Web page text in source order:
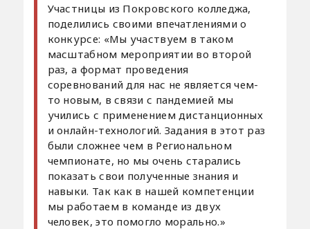
Участницы из Покровского колледжа,
поделились своими впечатлениями о
конкурсе: «Мы участвуем в таком
масштабном мероприятии во второй
раз, а формат проведения
соревнований для нас не является чем-
то новым, в связи с пандемией мы
учились с применением дистанционных
и онлайн-технологий. Задания в этот раз
были сложнее чем в Региональном
чемпионате, но мы очень старались
показать свои полученные знания и
навыки. Так как в нашей компетенции
мы работаем в команде из двух
человек, это помогло морально.»